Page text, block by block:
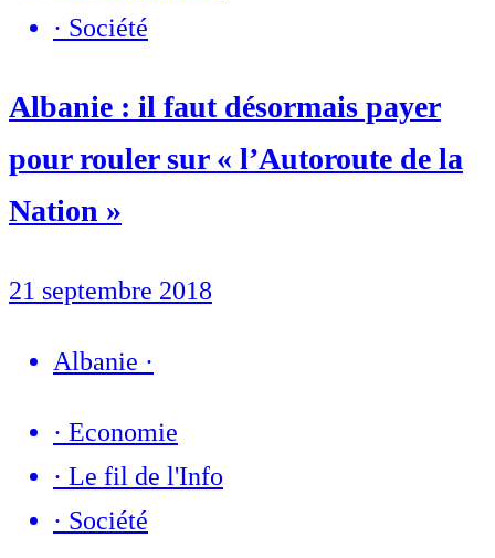
· Société
Albanie : il faut désormais payer
pour rouler sur « l’Autoroute de la
Nation »
21 septembre 2018
Albanie ·
· Economie
· Le fil de l'Info
· Société